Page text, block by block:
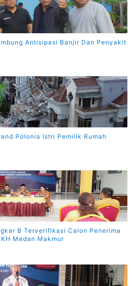
Antisipasi Banjir Dan Penyakit
Polonia Istri Pemilik Rumah
B Terverifikasi Calon Penerima
Medan Makmur